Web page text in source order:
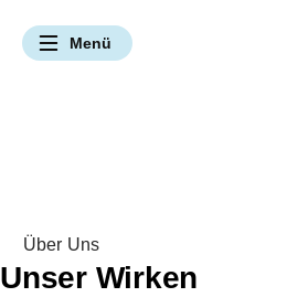
Navigation überspringen
Menü
Naturbewusst(er) Reisen
Partnernetzwerk
Über Uns
Unser Wirken